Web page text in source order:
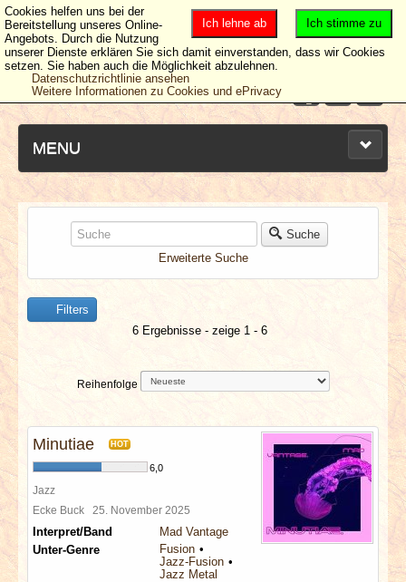
MENU
NEUESTE ARTIKEL
NEWS & DATES
BERICHTE
VERLOSUNGEN
SPECIALS
REDAKTION
LINKS
Suche
Erweiterte Suche
Filters
6 Ergebnisse - zeige 1 - 6
Reihenfolge
Minutiae HOT
6,0
Jazz
Ecke Buck 25. November 2025
Interpret/Band
Mad Vantage
Unter-Genre
Fusion
Jazz-Fusion
Jazz Metal
Ich stimme zu
Ich lehne ab
Cookies helfen uns bei der
Bereitstellung unseres Online-
Angebots. Durch die Nutzung
unserer Dienste erklären Sie sich damit einverstanden, dass wir Cookies
setzen. Sie haben auch die Möglichkeit abzulehnen.
Datenschutzrichtlinie ansehen
Weitere Informationen zu Cookies und ePrivacy